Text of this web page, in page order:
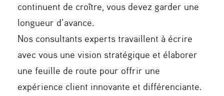
continuent de croître, vous devez garder une
longueur d’avance.
Nos consultants experts travaillent à écrire
avec vous une vision stratégique et élaborer
une feuille de route pour offrir une
expérience client innovante et différenciante.